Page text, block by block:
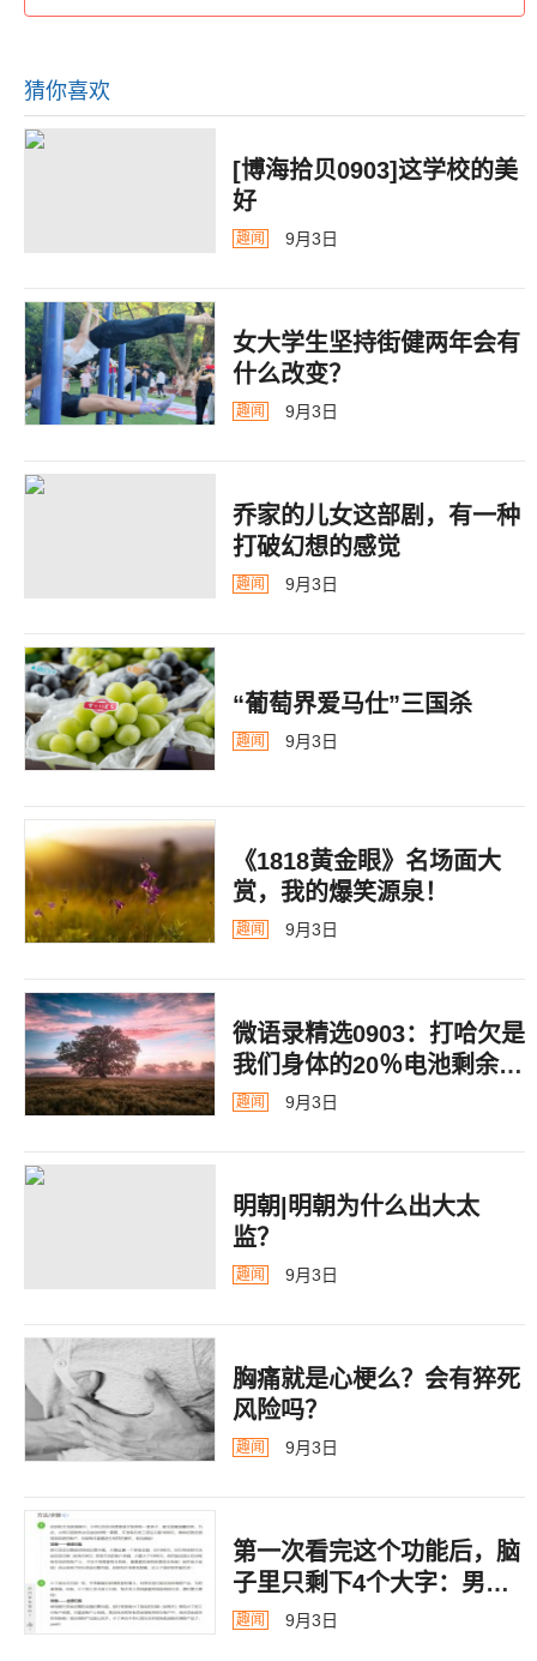
猜你喜欢
[博海拾贝0903]这学校的美
好
趣闻 9月3日
女大学生坚持街健两年会有
什么改变？
趣闻 9月3日
乔家的儿女这部剧，有一种
打破幻想的感觉
趣闻 9月3日
“葡萄界爱马仕”三国杀
趣闻 9月3日
《1818黄金眼》名场面大
赏，我的爆笑源泉！
趣闻 9月3日
微语录精选0903：打哈欠是
我们身体的20％电池剩余警
告
趣闻 9月3日
明朝|明朝为什么出大太
监？ ​​​
趣闻 9月3日
胸痛就是心梗么？会有猝死
风险吗？
趣闻 9月3日
第一次看完这个功能后，脑
子里只剩下4个大字：男德
银行
趣闻 9月3日